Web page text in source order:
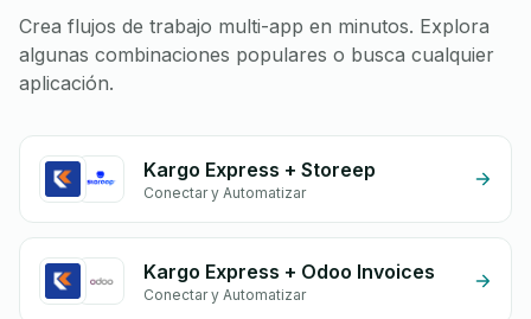
Crea flujos de trabajo multi-app en minutos. Explora
algunas combinaciones populares o busca cualquier
aplicación.
Kargo Express + Storeep
Conectar y Automatizar
Kargo Express + Odoo Invoices
Conectar y Automatizar